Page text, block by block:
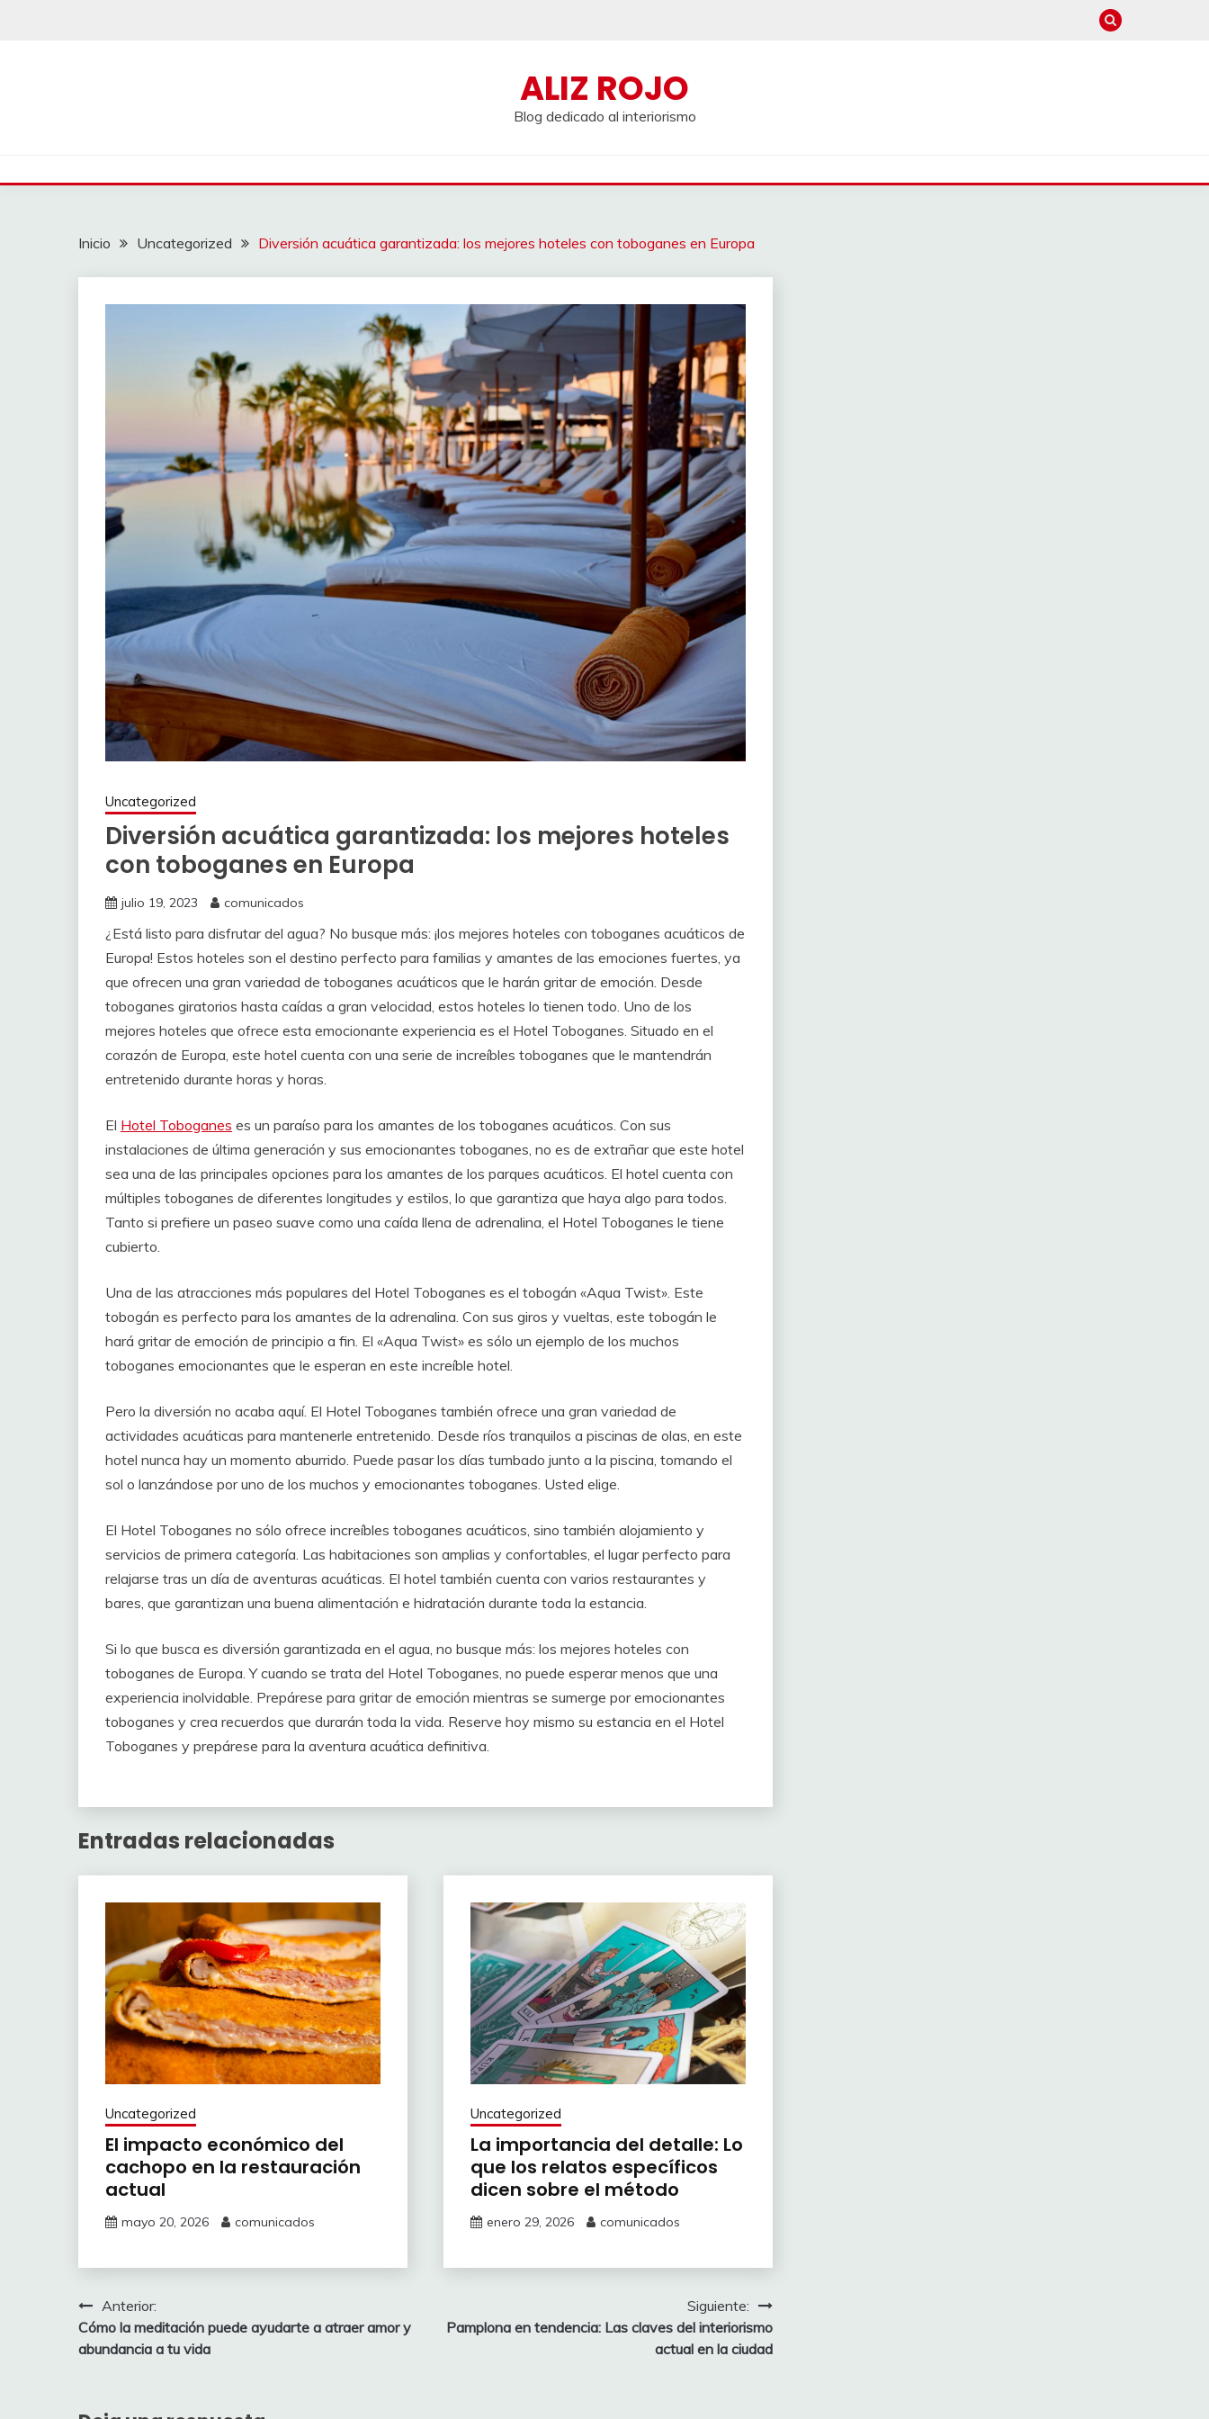
ALIZ ROJO
Blog dedicado al interiorismo
Inicio Uncategorized Diversión acuática garantizada: los mejores hoteles con toboganes en Europa
Uncategorized
Diversión acuática garantizada: los mejores hoteles
con toboganes en Europa
julio 19, 2023 comunicados
¿Está listo para disfrutar del agua? No busque más: ¡los mejores hoteles con toboganes acuáticos de
Europa! Estos hoteles son el destino perfecto para familias y amantes de las emociones fuertes, ya
que ofrecen una gran variedad de toboganes acuáticos que le harán gritar de emoción. Desde
toboganes giratorios hasta caídas a gran velocidad, estos hoteles lo tienen todo. Uno de los
mejores hoteles que ofrece esta emocionante experiencia es el Hotel Toboganes. Situado en el
corazón de Europa, este hotel cuenta con una serie de increíbles toboganes que le mantendrán
entretenido durante horas y horas.
El Hotel Toboganes es un paraíso para los amantes de los toboganes acuáticos. Con sus
instalaciones de última generación y sus emocionantes toboganes, no es de extrañar que este hotel
sea una de las principales opciones para los amantes de los parques acuáticos. El hotel cuenta con
múltiples toboganes de diferentes longitudes y estilos, lo que garantiza que haya algo para todos.
Tanto si prefiere un paseo suave como una caída llena de adrenalina, el Hotel Toboganes le tiene
cubierto.
Una de las atracciones más populares del Hotel Toboganes es el tobogán «Aqua Twist». Este
tobogán es perfecto para los amantes de la adrenalina. Con sus giros y vueltas, este tobogán le
hará gritar de emoción de principio a fin. El «Aqua Twist» es sólo un ejemplo de los muchos
toboganes emocionantes que le esperan en este increíble hotel.
Pero la diversión no acaba aquí. El Hotel Toboganes también ofrece una gran variedad de
actividades acuáticas para mantenerle entretenido. Desde ríos tranquilos a piscinas de olas, en este
hotel nunca hay un momento aburrido. Puede pasar los días tumbado junto a la piscina, tomando el
sol o lanzándose por uno de los muchos y emocionantes toboganes. Usted elige.
El Hotel Toboganes no sólo ofrece increíbles toboganes acuáticos, sino también alojamiento y
servicios de primera categoría. Las habitaciones son amplias y confortables, el lugar perfecto para
relajarse tras un día de aventuras acuáticas. El hotel también cuenta con varios restaurantes y
bares, que garantizan una buena alimentación e hidratación durante toda la estancia.
Si lo que busca es diversión garantizada en el agua, no busque más: los mejores hoteles con
toboganes de Europa. Y cuando se trata del Hotel Toboganes, no puede esperar menos que una
experiencia inolvidable. Prepárese para gritar de emoción mientras se sumerge por emocionantes
toboganes y crea recuerdos que durarán toda la vida. Reserve hoy mismo su estancia en el Hotel
Toboganes y prepárese para la aventura acuática definitiva.
Entradas relacionadas
Uncategorized
El impacto económico del
cachopo en la restauración
actual
mayo 20, 2026 comunicados
Uncategorized
La importancia del detalle: Lo
que los relatos específicos
dicen sobre el método
enero 29, 2026 comunicados
Navegación
de
Anterior:
Cómo la meditación puede ayudarte a atraer amor y
abundancia a tu vida
Siguiente:
Pamplona en tendencia: Las claves del interiorismo
actual en la ciudad